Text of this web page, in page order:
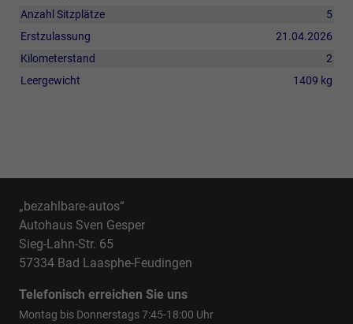
Anzahl Sitzplätze
5
Erstzulassung
21.04.2026
Kilometerstand
2
Leergewicht
1409 kg
„bezahlbare-autos“
Autohaus Sven Gesper
Sieg-Lahn-Str. 65
57334 Bad Laasphe-Feudingen
Telefonisch erreichen Sie uns
Montag bis Donnerstags 7:45-18:00 Uhr